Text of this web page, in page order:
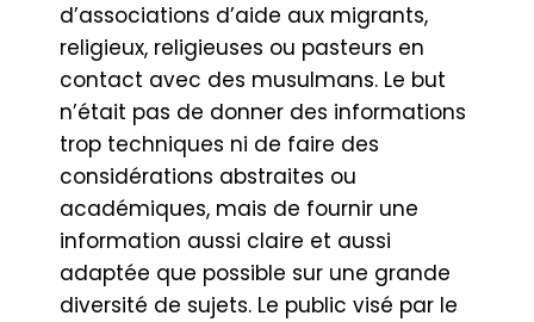
d’associations d’aide aux migrants,
religieux, religieuses ou pasteurs en
contact avec des musulmans. Le but
n’était pas de donner des informations
trop techniques ni de faire des
considérations abstraites ou
académiques, mais de fournir une
information aussi claire et aussi
adaptée que possible sur une grande
diversité de sujets. Le public visé par le